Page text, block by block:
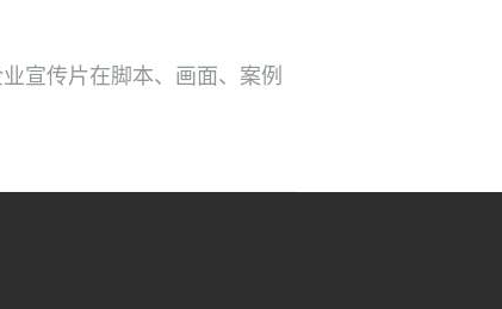
宣传片在脚本、画面、案例